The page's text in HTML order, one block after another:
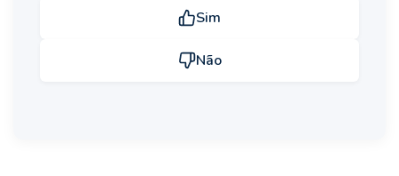
Sim
Não